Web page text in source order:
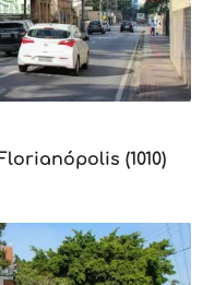
(1010)